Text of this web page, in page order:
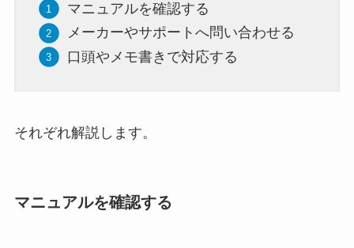
マニュアルを確認する
メーカーやサポートへ問い合わせる
口頭やメモ書きで対応する
それぞれ解説します。
マニュアルを確認する